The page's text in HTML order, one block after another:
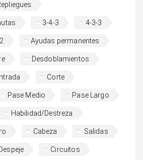
3-4-3 4-3-3
Ayudas permanentes
Desdoblamientos
Corte
Pase Medio Pase Largo
Habilidad/Destreza
Cabeza Salidas
Despeje Circuitos